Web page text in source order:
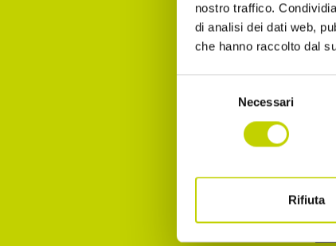
nostro traffico.
di analisi dei dati web,
che hanno raccolto dal
Necessari
Rifiuta
Email